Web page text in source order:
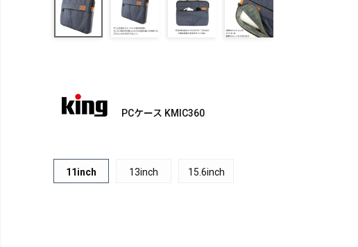
PCケース KMIC360
11inch 13inch 15.6inch